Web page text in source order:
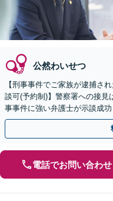
公然わいせつ
【刑事事件でご家族が逮捕さ
談可(予約制)】警察署への接見
事事件に強い弁護士が示談成
トします。【加害者側の相談
電話でお問い合わせ